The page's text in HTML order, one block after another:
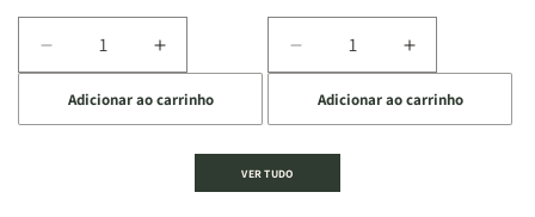
Diminuir
a
quantidade
de
Aumentar
a
quantidade
de
Jogo
Adicionar ao carrinho
Diminuir
a
quantidade
de
Jogo
Aumentar
a
quantidade
de
Adicionar ao carrinho
VER TUDO